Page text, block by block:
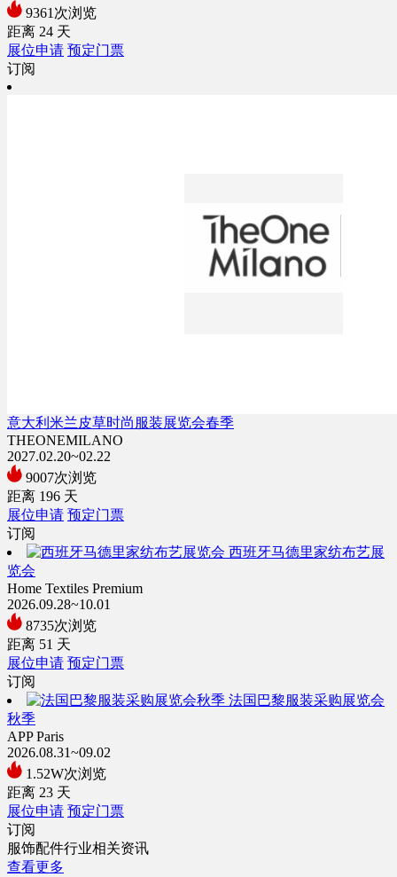
9361次浏览
距离 24 天
展位申请 预定门票
订阅
意大利米兰皮草时尚服装展览会春季
THEONEMILANO
2027.02.20~02.22
9007次浏览
距离 196 天
展位申请 预定门票
订阅
西班牙马德里家纺布艺展
览会
Home Textiles Premium
2026.09.28~10.01
8735次浏览
距离 51 天
展位申请 预定门票
订阅
法国巴黎服装采购展览会
秋季
APP Paris
2026.08.31~09.02
1.52W次浏览
距离 23 天
展位申请 预定门票
订阅
服饰配件行业相关资讯
查看更多